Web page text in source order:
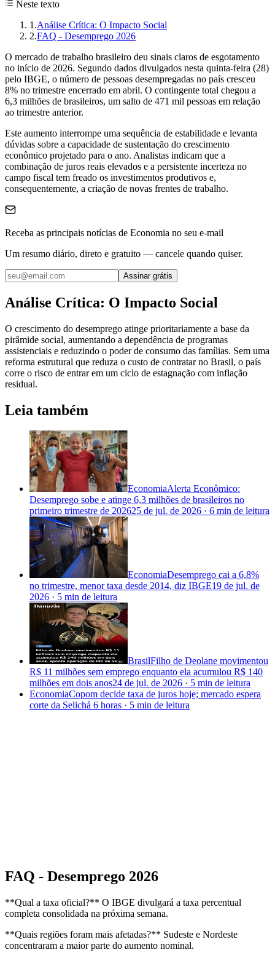
Neste texto
1 .Análise Crítica: O Impacto Social
2.FAQ - Desemprego 2026
O mercado de trabalho brasileiro deu sinais claros de esgotamento
no início de 2026. Segundo dados divulgados nesta quinta-feira (28)
pelo IBGE, o número de pessoas desempregadas no país cresceu
8% no trimestre encerrado em abril. O contingente total chegou a
6,3 milhões de brasileiros, um salto de 471 mil pessoas em relação
ao trimestre anterior.
Este aumento interrompe uma sequência de estabilidade e levanta
dúvidas sobre a capacidade de sustentação do crescimento
econômico projetado para o ano. Analistas indicam que a
combinação de juros reais elevados e a persistente incerteza no
campo fiscal tem freado os investimentos produtivos e,
consequentemente, a criação de novas frentes de trabalho.
Receba as principais notícias de Economia no seu e-mail
Um resumo diário, direto e gratuito — cancele quando quiser.
Assinar grátis
Análise Crítica: O Impacto Social
O crescimento do desemprego atinge prioritariamente a base da
pirâmide social, aumentando a dependência de programas
assistenciais e reduzindo o poder de consumo das famílias. Sem uma
reforma estrutural que reduza o custo de contratar no Brasil, o país
corre o risco de entrar em um ciclo de estagnação com inflação
residual.
Leia também
EconomiaAlerta Econômico:
Desemprego sobe e atinge 6,3 milhões de brasileiros no
primeiro trimestre de 202625 de jul. de 2026 · 6 min de leitura
EconomiaDesemprego cai a 6,8%
no trimestre, menor taxa desde 2014, diz IBGE19 de jul. de
2026 · 5 min de leitura
BrasilFilho de Deolane movimentou
R$ 11 milhões sem emprego enquanto ela acumulou R$ 140
milhões em dois anos24 de jul. de 2026 · 5 min de leitura
EconomiaCopom decide taxa de juros hoje; mercado espera
corte da Selichá 6 horas · 5 min de leitura
FAQ - Desemprego 2026
**Qual a taxa oficial?** O IBGE divulgará a taxa percentual
completa consolidada na próxima semana.
**Quais regiões foram mais afetadas?** Sudeste e Nordeste
concentraram a maior parte do aumento nominal.